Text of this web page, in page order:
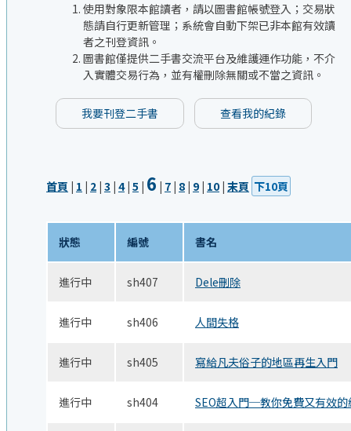
使用對象限本館讀者，請以圖書館帳號登入；交易狀
態請自行更新管理；系統會自動下架已非本館有效讀
者之刊登資訊。
圖書館僅提供二手書交流平台及維護運作功能，不介
入實體交易行為，並有權刪除無關或不當之資訊。
我要刊登二手書 查看我的紀錄
首頁 | 1 | 2 | 3 | 4| 5 | 6 | 7 | 8 | 9 | 10 | 末頁 下10頁
狀態 編號 書名
進行中 sh407 Dele刪除
進行中 sh406 人間失格
進行中 sh405 寫給凡夫俗子的地區再生入門
進行中 sh404 SEO超入門─教你免費又有效